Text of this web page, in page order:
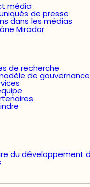
média
de presse
dans les médias
de recherche
de gouvernance